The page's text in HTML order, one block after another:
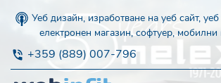
Уеб дизайн, изработване на уеб сайт,
електронен магазин, софтуер,
+359 (889) 007-796